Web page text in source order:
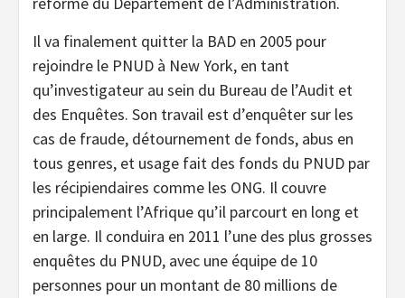
Il va finalement quitter la BAD en 2005 pour
rejoindre le PNUD à New York, en tant
qu’investigateur au sein du Bureau de l’Audit et
des Enquêtes. Son travail est d’enquêter sur les
cas de fraude, détournement de fonds, abus en
tous genres, et usage fait des fonds du PNUD par
les récipiendaires comme les ONG. Il couvre
principalement l’Afrique qu’il parcourt en long et
en large. Il conduira en 2011 l’une des plus grosses
enquêtes du PNUD, avec une équipe de 10
personnes pour un montant de 80 millions de